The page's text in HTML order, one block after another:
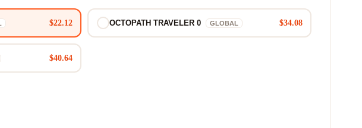
$22.12 OCTOPATH TRAVELER 0 GLOBAL $34.08
$40.64